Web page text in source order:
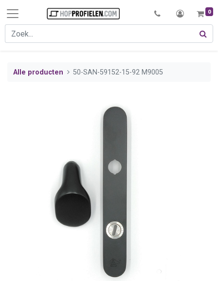
0
Alle producten 50-SAN-59152-15-92 M9005